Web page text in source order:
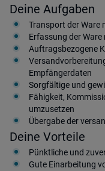
Deine Aufgaben
Transport der Ware
Erfassung der
Auftragsbezogene
Empfängerdaten
Sorgfältige und
Fähigkeit,
umzusetzen
Übergabe der
Deine Vorteile
Pünktliche und
Gute Einarbeitung